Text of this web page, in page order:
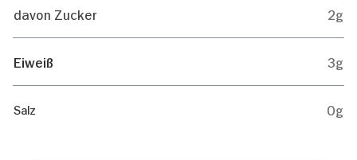
davon Zucker 2g
Eiweiß 3g
Salz 0g